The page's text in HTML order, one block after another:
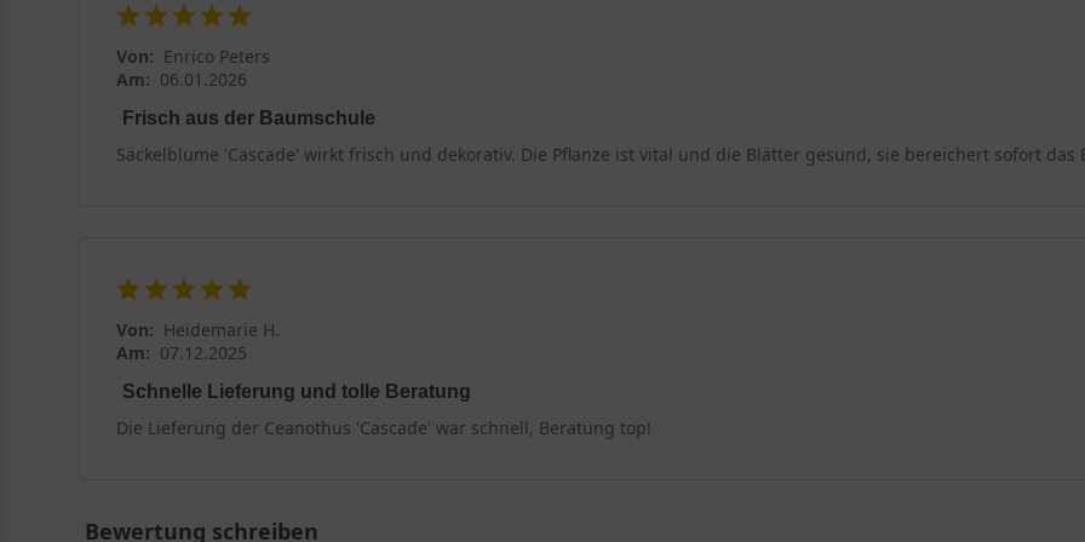
Von: Enrico Peters
Am: 06.01.2026
Frisch aus der Baumschule
Säckelblume 'Cascade' wirkt frisch und dekorativ. Die Pflanze ist vital und die Blätter gesund, sie bereichert sofort das
Von: Heidemarie H.
Am: 07.12.2025
Schnelle Lieferung und tolle Beratung
Die Lieferung der Ceanothus 'Cascade' war schnell, Beratung top!
Bewertung schreiben